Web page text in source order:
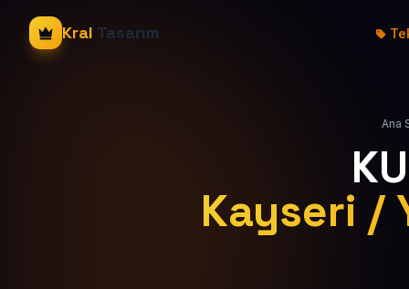
Kral Tasarım
Ana
Kayseri /